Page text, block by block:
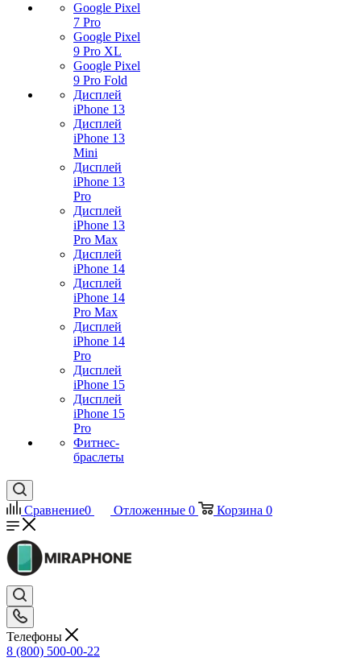
Google Pixel
7 Pro
Google Pixel
9 Pro XL
Google Pixel
9 Pro Fold
Дисплей
iPhone 13
Дисплей
iPhone 13
Mini
Дисплей
iPhone 13
Pro
Дисплей
iPhone 13
Pro Max
Дисплей
iPhone 14
Дисплей
iPhone 14
Pro Max
Дисплей
iPhone 14
Pro
Дисплей
iPhone 15
Дисплей
iPhone 15
Pro
Фитнес-
браслеты
Сравнение0 Отложенные 0 Корзина 0
Телефоны
8 (800) 500-00-22